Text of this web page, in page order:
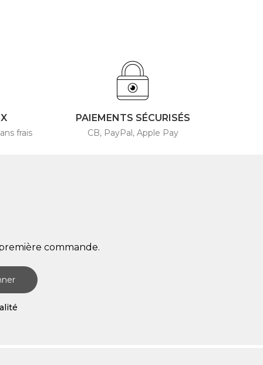
frais
PAIEMENTS SÉCURISÉS
CB, PayPal, Apple Pay
commande.